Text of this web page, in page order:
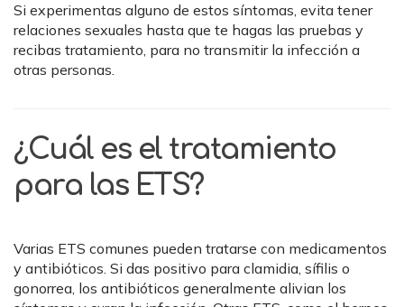
Si experimentas alguno de estos síntomas, evita tener
relaciones sexuales hasta que te hagas las pruebas y
recibas tratamiento, para no transmitir la infección a
otras personas.
¿Cuál es el tratamiento
para las ETS?
Varias ETS comunes pueden tratarse con medicamentos
y antibióticos. Si das positivo para clamidia, sífilis o
gonorrea, los antibióticos generalmente alivian los